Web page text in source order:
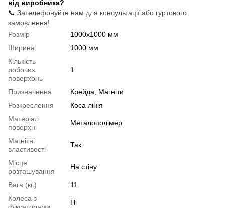
від виробника?
📞 Зателефонуйте нам для консультації або гуртового
замовлення!
Розмір
1000х1000 мм
Ширина
1000 мм
Кількість
робочих
поверхонь
1
Призначення
Крейда, Магніти
Розкреслення
Коса лінія
Матеріал
поверхні
Металополімер
Магнітні
властивості
Так
Місце
розташування
На стіну
Вага (кг.)
11
Колеса з
Ні